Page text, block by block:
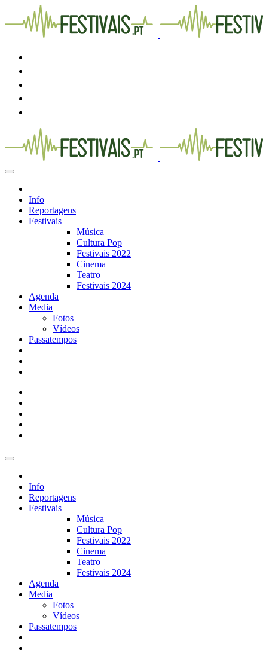
Info
Reportagens
Festivais
Música
Cultura Pop
Festivais 2022
Cinema
Teatro
Festivais 2024
Agenda
Media
Fotos
Vídeos
Passatempos
Info
Reportagens
Festivais
Música
Cultura Pop
Festivais 2022
Cinema
Teatro
Festivais 2024
Agenda
Media
Fotos
Vídeos
Passatempos